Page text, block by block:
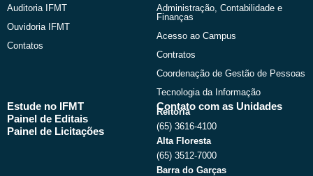
Auditoria IFMT
Ouvidoria IFMT
Contatos
Administração, Contabilidade e
Finanças
Acesso ao Campus
Contratos
Coordenação de Gestão de Pessoas
Tecnologia da Informação
Estude no IFMT
Painel de Editais
Painel de Licitações
Contato com as Unidades
Reitoria
(65) 3616-4100
Alta Floresta
(65) 3512-7000
Barra do Garças